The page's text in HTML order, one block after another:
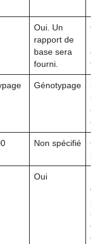
Oui. Un
rapport de
base sera
fourni.
Génotypage
du
Non spécifié
Oui